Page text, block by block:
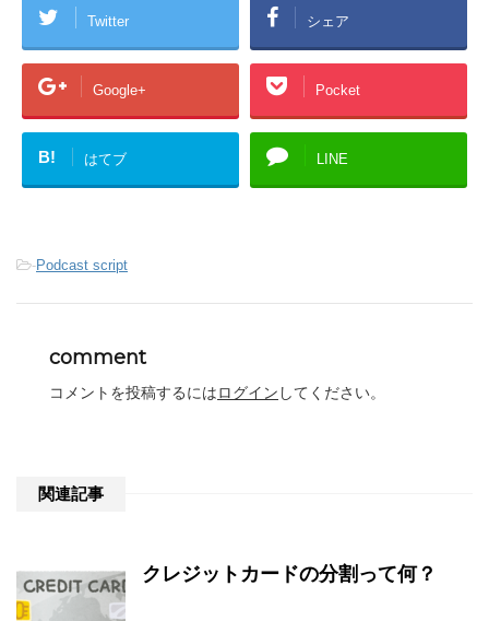
Twitter シェア
Google+ Pocket
B! はてブ LINE
-Podcast script
comment
コメントを投稿するにはログイン してください。
関連記事
クレジットカードの分割って何？